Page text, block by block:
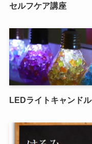
セルフケア講座
LEDライトキャンドル